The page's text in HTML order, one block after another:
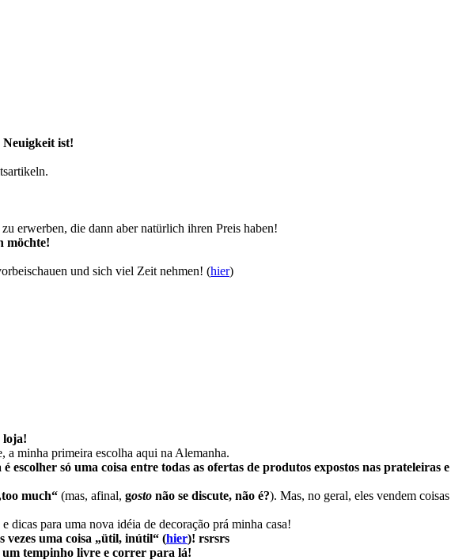
Neuigkeit ist!
erwerben, die dann aber natürlich ihren Preis haben!
möchte!
und sich viel Zeit nehmen! (hier)
loja!
a minha primeira escolha aqui na Alemanha.
só uma coisa entre todas as ofertas de produtos expostos nas prateleiras e
much“ (mas, afinal, gosto não se discute, não é?). Mas, no geral, eles vendem coisas
dicas para uma nova idéia de decoração prá minha casa!
vezes uma coisa „ütil, inútil“ (hier)! rsrsrs
tempinho livre e correr para lá!